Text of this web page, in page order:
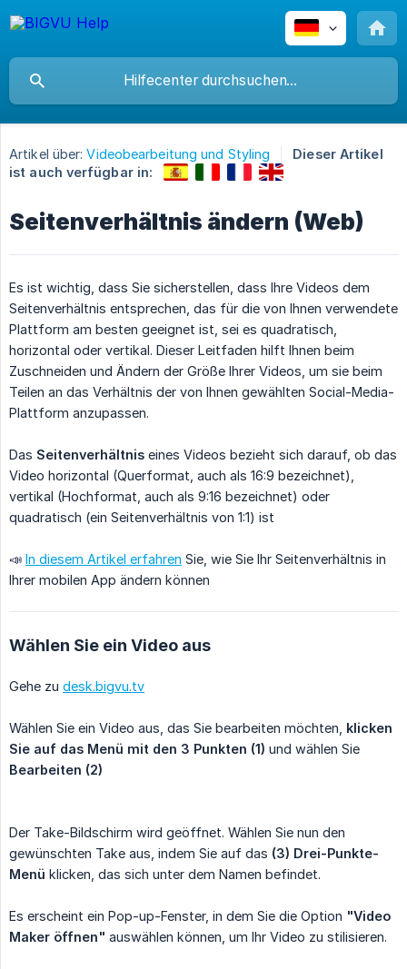
Artikel über: Videobearbeitung und Styling
Dieser Artikel
ist auch verfügbar in:
Seitenverhältnis ändern (Web)
Es ist wichtig, dass Sie sicherstellen, dass Ihre Videos dem
Seitenverhältnis entsprechen, das für die von Ihnen verwendete
Plattform am besten geeignet ist, sei es quadratisch,
horizontal oder vertikal. Dieser Leitfaden hilft Ihnen beim
Zuschneiden und Ändern der Größe Ihrer Videos, um sie beim
Teilen an das Verhältnis der von Ihnen gewählten Social-Media-
Plattform anzupassen.
Das Seitenverhältnis eines Videos bezieht sich darauf, ob das
Video horizontal (Querformat, auch als 16:9 bezeichnet),
vertikal (Hochformat, auch als 9:16 bezeichnet) oder
quadratisch (ein Seitenverhältnis von 1:1) ist
📣 In diesem Artikel erfahren Sie, wie Sie Ihr Seitenverhältnis in
Ihrer mobilen App ändern können
Wählen Sie ein Video aus
Gehe zu desk.bigvu.tv
Wählen Sie ein Video aus, das Sie bearbeiten möchten, klicken
Sie auf das Menü mit den 3 Punkten (1) und wählen Sie
Bearbeiten (2)
Der Take-Bildschirm wird geöffnet. Wählen Sie nun den
gewünschten Take aus, indem Sie auf das (3) Drei-Punkte-
Menü klicken, das sich unter dem Namen befindet.
Es erscheint ein Pop-up-Fenster, in dem Sie die Option "Video
Maker öffnen" auswählen können, um Ihr Video zu stilisieren.